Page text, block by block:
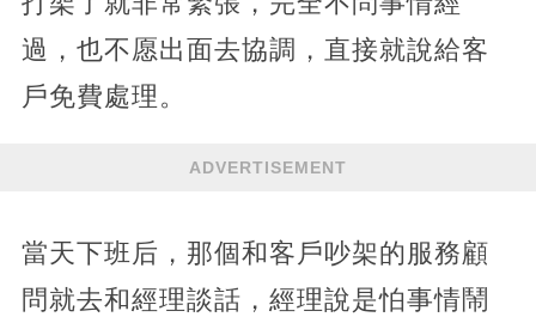
過，也不愿出面去協調，直接就說給客
戶免費處理。
ADVERTISEMENT
當天下班后，那個和客戶吵架的服務顧
問就去和經理談話，經理說是怕事情鬧